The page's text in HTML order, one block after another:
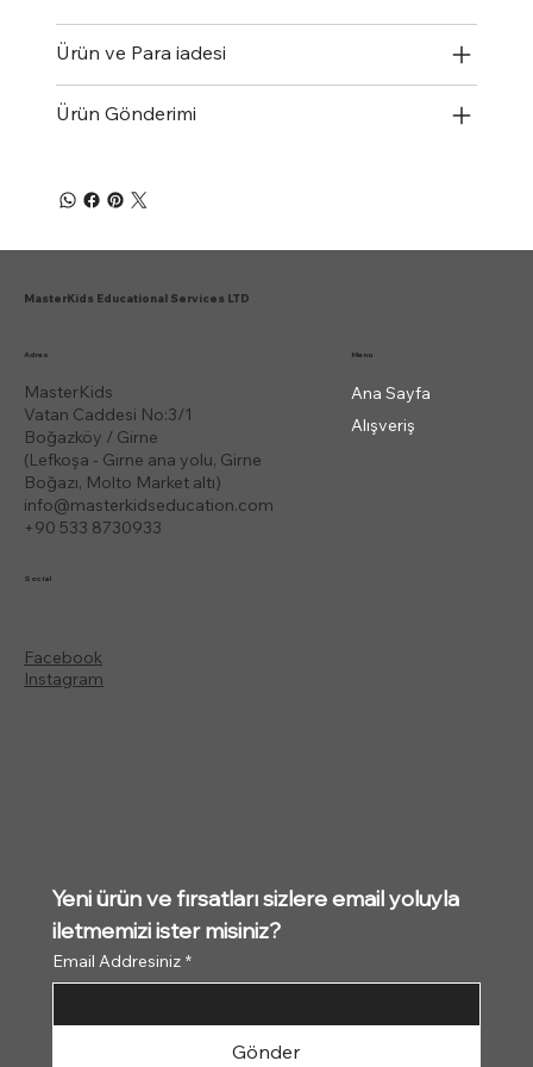
Ürün ve Para iadesi
Ürün Gönderimi
MasterKids Educational Services LTD
MasterKids
Vatan Caddesi No:3/1
Boğazköy / Girne
(Lefkoşa - Girne ana yolu, Girne
Boğazı, Molto Market altı)
info@masterkidseducation.com
+90 533 8730933
Adres Menu
Ana Sayfa
Alışveriş
Facebook
Instagram
Social
Yeni ürün ve fırsatları sizlere email yoluyla
iletmemizi ister misiniz?
Email Addresiniz *
Gönder